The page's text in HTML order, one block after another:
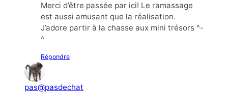
Merci d’être passée par ici! Le ramassage
est aussi amusant que la réalisation.
J’adore partir à la chasse aux mini trésors ^-
^
Répondre
pas@pasdechat